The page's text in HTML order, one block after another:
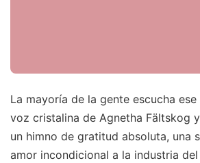
La mayoría de la gente escucha
voz cristalina de Agnetha Fältskog
un himno de gratitud absoluta, una
amor incondicional a la industria